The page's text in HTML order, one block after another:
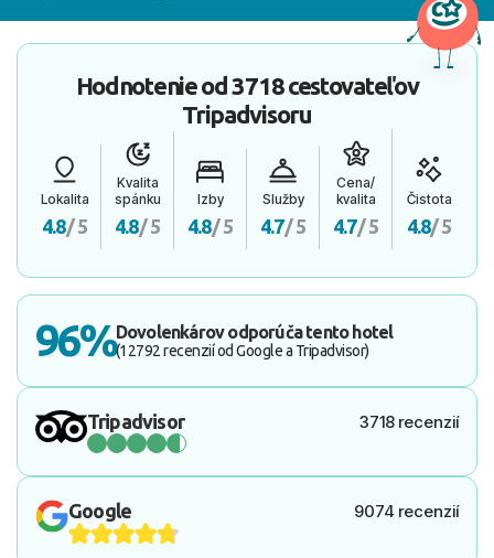
Hodnotenie od3718 cestovateľov
Tripadvisoru
Lokalita
4.8/ 5
Kvalita
spánku
4.8/ 5
Izby
4.8/ 5
Služby
4.7/ 5
Cena/
kvalita
4.7/ 5
Čistota
4.8/ 5
96%Dovolenkárov odporúča tento hotel
(12792 recenzií od Google a Tripadvisor)
Tripadvisor 3718 recenzií
Google 9074 recenzií